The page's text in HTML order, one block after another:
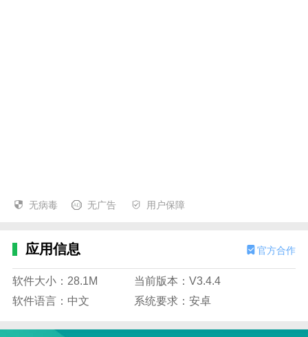
无病毒 无广告 用户保障
应用信息 官方合作
软件大小：28.1M
当前版本：V3.4.4
软件语言：中文
系统要求：安卓